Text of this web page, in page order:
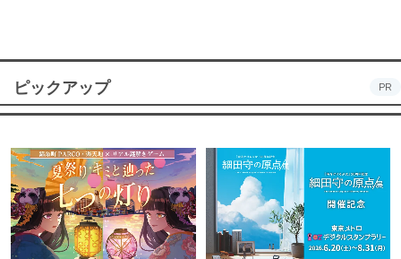
ピックアップ PR